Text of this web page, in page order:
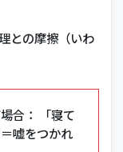
との摩擦（いわ
合： 「寝て
嘘をつかれ